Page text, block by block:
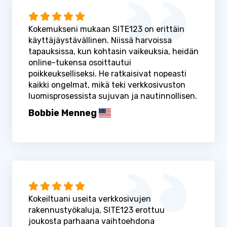
Kokemukseni mukaan SITE123 on erittäin
käyttäjäystävällinen. Niissä harvoissa
tapauksissa, kun kohtasin vaikeuksia, heidän
online-tukensa osoittautui
poikkeukselliseksi. He ratkaisivat nopeasti
kaikki ongelmat, mikä teki verkkosivuston
luomisprosessista sujuvan ja nautinnollisen.
Bobbie Menneg
Kokeiltuani useita verkkosivujen
rakennustyökaluja, SITE123 erottuu
joukosta parhaana vaihtoehdona